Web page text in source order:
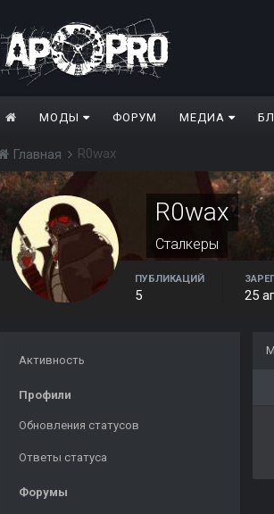
МОДЫ ФОРУМ МЕДИА
Главная R0wax
R0wax
Сталкеры
ПУБЛИКАЦИЙ
5 25
Активность
Профили
Обновления статусов
Ответы статуса
Форумы